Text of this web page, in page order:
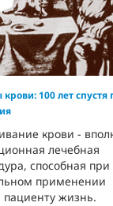
100 лет спустя
крови -
лечебная
способная при
применении
пациенту жизнь.